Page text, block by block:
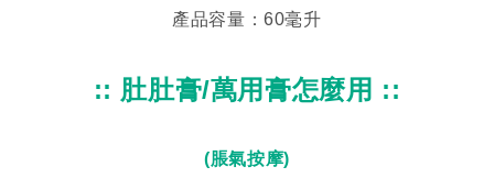
產品容量：60毫升
:: 肚肚膏/萬用膏怎麼用 ::
(脹氣按摩)